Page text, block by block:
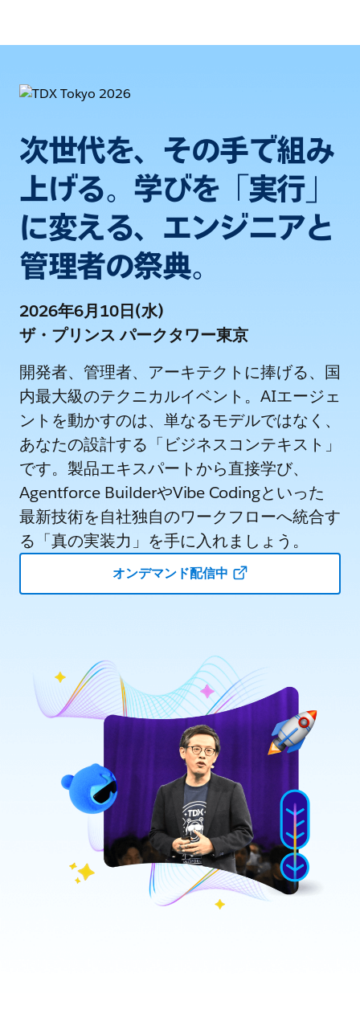
次世代を、その手で組み
上げる。学びを「実行」
に変える、エンジニアと
管理者の祭典。
2026年6月10日(水)
ザ・プリンス パークタワー東京
開発者、管理者、アーキテクトに捧げる、国
内最大級のテクニカルイベント。AIエージェ
ントを動かすのは、単なるモデルではなく、
あなたの設計する「ビジネスコンテキスト」
です。製品エキスパートから直接学び、
Agentforce BuilderやVibe Codingといった
最新技術を自社独自のワークフローへ統合す
る「真の実装力」を手に入れましょう。
オンデマンド配信中